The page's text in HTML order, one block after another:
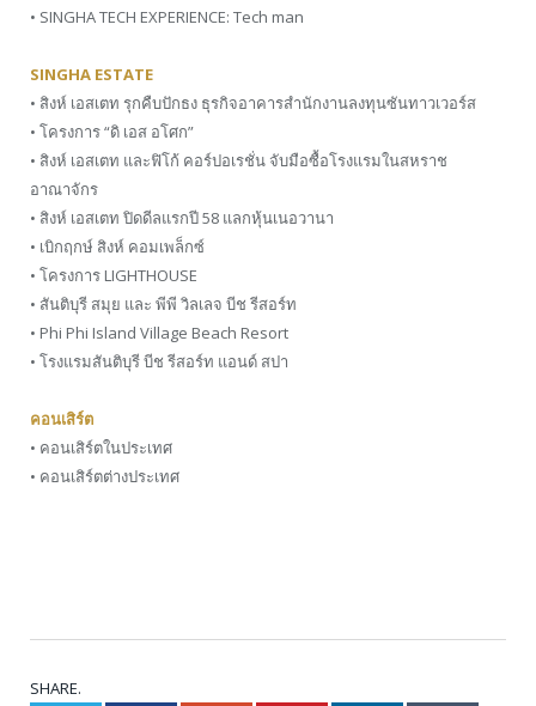
• SINGHA TECH EXPERIENCE: Tech man
SINGHA ESTATE
• สิงห์ เอสเตท รุกคืบปักธง ธุรกิจอาคารสำนักงานลงทุนซันทาวเวอร์ส
• โครงการ “ดิ เอส อโศก”
• สิงห์ เอสเตท และฟิโก้ คอร์ปอเรชั่น จับมือซื้อโรงแรมในสหราช
อาณาจักร
• สิงห์ เอสเตท ปิดดีลแรกปี 58 แลกหุ้นเนอวานา
• เบิกฤกษ์ สิงห์ คอมเพล็กซ์
• โครงการ LIGHTHOUSE
• สันติบุรี สมุย และ พีพี วิลเลจ บีช รีสอร์ท
• Phi Phi Island Village Beach Resort
• โรงแรมสันติบุรี บีช รีสอร์ท แอนด์ สปา
คอนเสิร์ต
• คอนเสิร์ตในประเทศ
• คอนเสิร์ตต่างประเทศ
SHARE.